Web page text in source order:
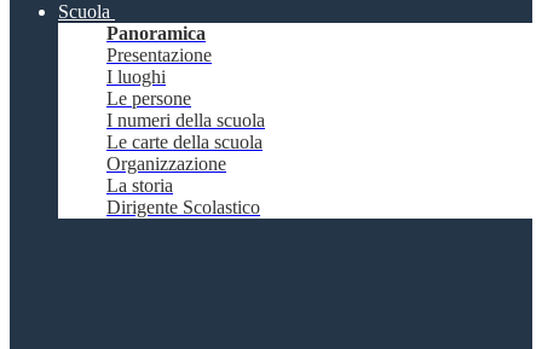
Scuola
Panoramica
Presentazione
I luoghi
Le persone
I numeri della scuola
Le carte della scuola
Organizzazione
La storia
Dirigente Scolastico